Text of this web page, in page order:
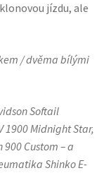
jízdu, ale
/ dvěma bílými
Softail
1900 Midnight Star,
Custom – a
Shinko E-